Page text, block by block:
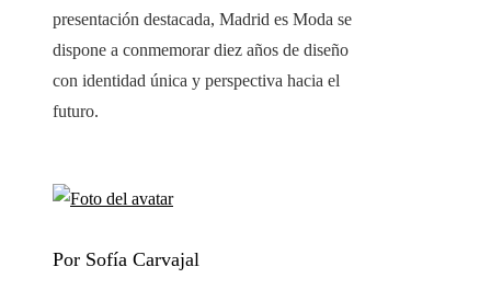
presentación destacada, Madrid es Moda se
dispone a conmemorar diez años de diseño
con identidad única y perspectiva hacia el
futuro.
Por Sofía Carvajal